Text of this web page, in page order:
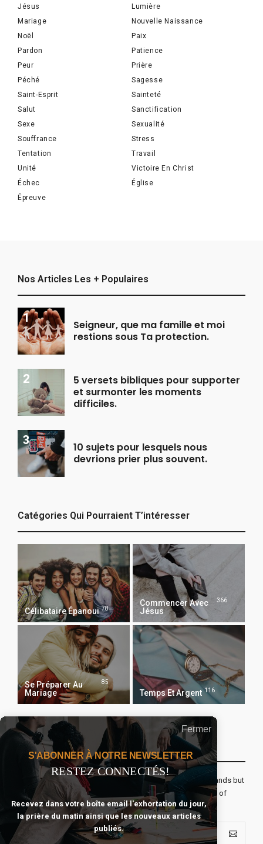
Jésus
Lumière
Mariage
Nouvelle Naissance
Noël
Paix
Pardon
Patience
Peur
Prière
Péché
Sagesse
Saint-Esprit
Sainteté
Salut
Sanctification
Sexe
Sexualité
Souffrance
Stress
Tentation
Travail
Unité
Victoire En Christ
Échec
Église
Épreuve
Nos Articles Les + Populaires
Seigneur, que ma famille et moi
restions sous Ta protection.
5 versets bibliques pour supporter
et surmonter les moments
difficiles.
10 sujets pour lesquels nous
devrions prier plus souvent.
Catégories Qui Pourraient T’intéresser
Célibataire Épanoui 78
Commencer Avec
Jésus
366
Se Préparer Au
Mariage
85
Temps Et Argent 116
Recevoir Notre Newsletter Chaque Matin
The real voyage of discovery consists not in seeking new lands but
seeing with new eyes. All journeys have secret destinations of
which the traveler is unaware.
Fermer
S'ABONNER À NOTRE NEWSLETTER
RESTEZ CONNECTÉS!
Recevez dans votre boîte email l'exhortation du jour,
la prière du matin ainsi que les nouveaux articles
publiés.